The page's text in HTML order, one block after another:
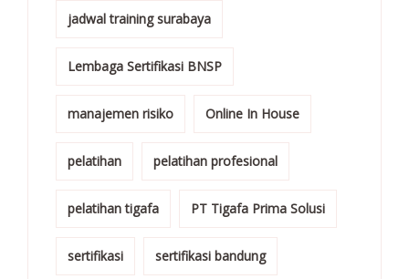
jadwal training surabaya
Lembaga Sertifikasi BNSP
manajemen risiko Online In House
pelatihan pelatihan profesional
pelatihan tigafa PT Tigafa Prima Solusi
sertifikasi sertifikasi bandung